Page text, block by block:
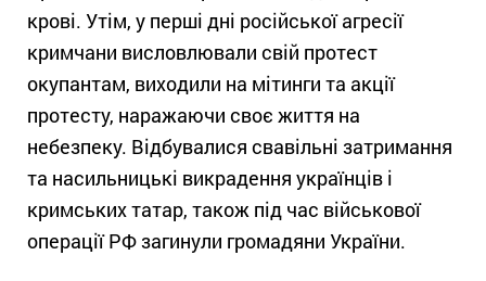
крові. Утім, у перші дні російської агресії
кримчани висловлювали свій протест
окупантам, виходили на мітинги та акції
протесту, наражаючи своє життя на
небезпеку. Відбувалися свавільні затримання
та насильницькі викрадення українців і
кримських татар, також під час військової
операції РФ загинули громадяни України.